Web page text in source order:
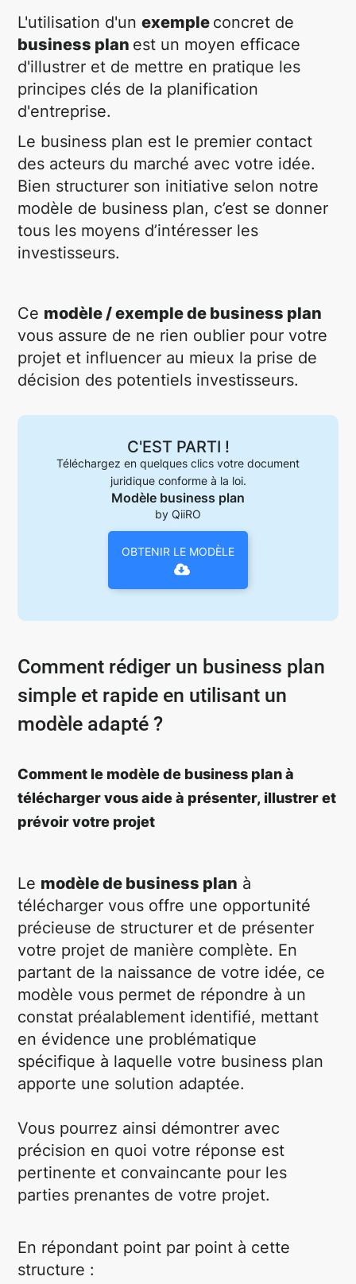
L'utilisation d'unexemple concret de
business plan est un moyen efficace
d'illustrer et de mettre en pratique les
principes clés de la planification
d'entreprise.
Le business plan est le premier contact
des acteurs du marché avec votre idée.
Bien structurer son initiative selon notre
modèle de business plan, c’est se donner
tous les moyens d’intéresser les
investisseurs.
Ce modèle / exemple de business plan
vous assure de ne rien oublier pour votre
projet et influencer au mieux la prise de
décision des potentiels investisseurs.
C'EST PARTI !
Téléchargez en quelques clics votre document
juridique conforme à la loi.
Modèle business plan
by QiiRO
OBTENIR LE MODÈLE
Comment rédiger un business plan
simple et rapide en utilisant un
modèle adapté ?
Comment le modèle de business plan à
télécharger vous aide à présenter, illustrer et
prévoir votre projet
Le modèle de business plan à
télécharger vous offre une opportunité
précieuse de structurer et de présenter
votre projet de manière complète. En
partant de la naissance de votre idée, ce
modèle vous permet de répondre à un
constat préalablement identifié, mettant
en évidence une problématique
spécifique à laquelle votre business plan
apporte une solution adaptée.
Vous pourrez ainsi démontrer avec
précision en quoi votre réponse est
pertinente et convaincante pour les
parties prenantes de votre projet.
En répondant point par point à cette
structure :